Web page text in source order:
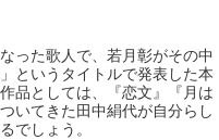
った歌人で、若月彰がその中
というタイトルで発表した本
品としては、『恋文』『月は
いてきた田中絹代が自分らし
でしょう。